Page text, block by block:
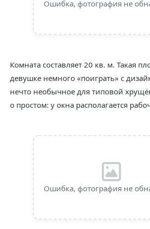
Ошибка, фотография не
Комната составляет 20 кв. м. Такая
девушке немного «поиграть» с
нечто необычное для типовой
о простом: у окна располагается
Ошибка, фотография не